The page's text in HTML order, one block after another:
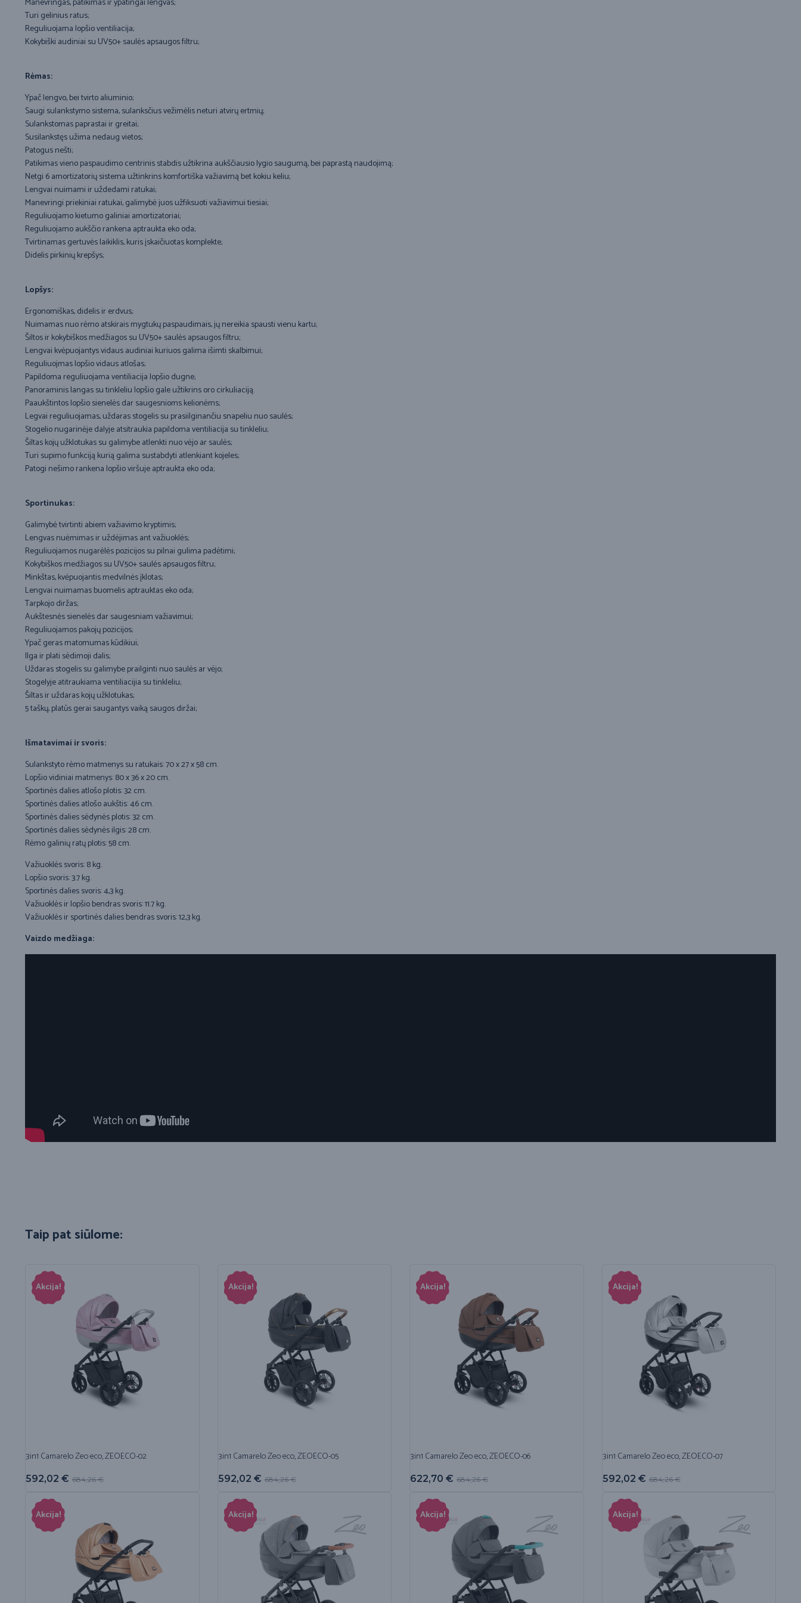
Manevringas, patikimas ir ypatingai lengvas;
Turi gelinius ratus;
Reguliuojama lopšio ventiliacija;
Kokybiški audiniai su UV50+ saulės apsaugos filtru;
Rėmas:
Ypač lengvo, bei tvirto aliuminio;
Saugi sulankstymo sistema, sulanksčius vežimėlis neturi atvirų ertmių;
Sulankstomas paprastai ir greitai;
Susilankstęs užima nedaug vietos;
Patogus nešti;
Patikimas vieno paspaudimo centrinis stabdis užtikrina aukščiausio lygio saugumą, bei paprastą naudojimą;
Netgi 6 amortizatorių sistema užtinkrins komfortiška važiavimą bet kokiu keliu;
Lengvai nuimami ir uždedami ratukai;
Manevringi priekiniai ratukai, galimybė juos užfiksuoti važiavimui tiesiai;
Reguliuojamo kietumo galiniai amortizatoriai;
Reguliuojamo aukščio rankena aptraukta eko oda;
Tvirtinamas gertuvės laikiklis, kuris įskaičiuotas komplekte;
Didelis pirkinių krepšys;
Lopšys:
Ergonomiškas, didelis ir erdvus;
Nuimamas nuo rėmo atskirais mygtukų paspaudimais, jų nereikia spausti vienu kartu;
Šiltos ir kokybiškos medžiagos su UV50+ saulės apsaugos filtru;
Lengvai kvėpuojantys vidaus audiniai kuriuos galima išimti skalbimui;
Reguliuojmas lopšio vidaus atlošas;
Papildoma reguliuojama ventiliacija lopšio dugne;
Panoraminis langas su tinkleliu lopšio gale užtikrins oro cirkuliaciją.
Paaukštintos lopšio sienelės dar saugesnioms kelionėms;
Legvai reguliuojamas, uždaras stogelis su prasiilginančiu snapeliu nuo saulės;
Stogelio nugarinėje dalyje atsitraukia papildoma ventiliacija su tinkleliu;
Šiltas kojų užklotukas su galimybe atlenkti nuo vėjo ar saulės;
Turi supimo funkciją kurią galima sustabdyti atlenkiant kojeles;
Patogi nešimo rankena lopšio viršuje aptraukta eko oda;
Sportinukas:
Galimybė tvirtinti abiem važiavimo kryptimis;
Lengvas nuėmimas ir uždėjimas ant važiuoklės;
Reguliuojamos nugarėlės pozicijos su pilnai gulima padėtimi;
Kokybiškos medžiagos su UV50+ saulės apsaugos filtru;
Minkštas, kvėpuojantis medvilnės įklotas;
Lengvai nuimamas buomelis aptrauktas eko oda;
Tarpkojo diržas;
Aukštesnės sienelės dar saugesniam važiavimui;
Reguliuojamos pakojų pozicijos;
Ypač geras matomumas kūdikiui;
Ilga ir plati sėdimoji dalis;
Uždaras stogelis su galimybe prailginti nuo saulės ar vėjo;
Stogelyje atitraukiama ventiliacijia su tinkleliu;
Šiltas ir uždaras kojų užklotukas;
5 taškų, platūs gerai saugantys vaiką saugos diržai;
Išmatavimai ir svoris:
Sulankstyto rėmo matmenys su ratukais: 70 x 27 x 58 cm.
Lopšio vidiniai matmenys: 80 x 36 x 20 cm.
Sportinės dalies atlošo plotis: 32 cm.
Sportinės dalies atlošo aukštis: 46 cm.
Sportinės dalies sėdynės plotis: 32 cm.
Sportinės dalies sėdynės ilgis: 28 cm.
Rėmo galinių ratų plotis: 58 cm.
Važiuoklės svoris: 8 kg.
Lopšio svoris: 3.7 kg.
Sportinės dalies svoris: 4,3 kg.
Važiuoklės ir lopšio bendras svoris: 11.7 kg.
Važiuoklės ir sportinės dalies bendras svoris: 12,3 kg.
Vaizdo medžiaga:
Taip pat siūlome:
Akcija!
3in1 Camarelo Zeo eco, ZEOECO-02
684,26€
592,02 €
Akcija!
3in1 Camarelo Zeo eco, ZEOECO-05
684,26€
592,02 €
Akcija!
3in1 Camarelo Zeo eco, ZEOECO-06
684,26€
622,70 €
Akcija!
3in1 Camarelo Zeo eco, ZEOECO-07
684,26€
592,02 €
Akcija! Akcija! Akcija! Akcija!